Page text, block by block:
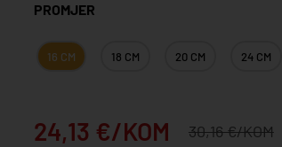
PROMJER
16 CM 18 CM 20 CM 24 CM
24,13 €/KOM 30,16 €/KOM